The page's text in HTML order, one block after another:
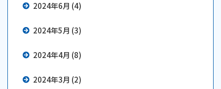
2024年6月 (4)
2024年5月 (3)
2024年4月 (8)
2024年3月 (2)